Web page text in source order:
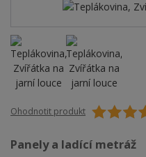
Ohodnotit produkt
Panely a ladící metráž